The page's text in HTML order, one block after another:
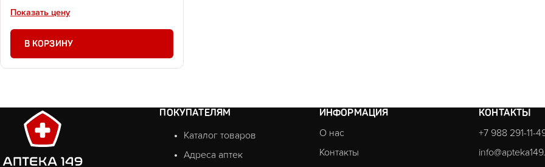
Показать цену
В КОРЗИНУ
ПОКУПАТЕЛЯМ
Каталог товаров
Адреса аптек
ИНФОРМАЦИЯ
О нас
Контакты
КОНТАКТЫ
+7 988 291-11-